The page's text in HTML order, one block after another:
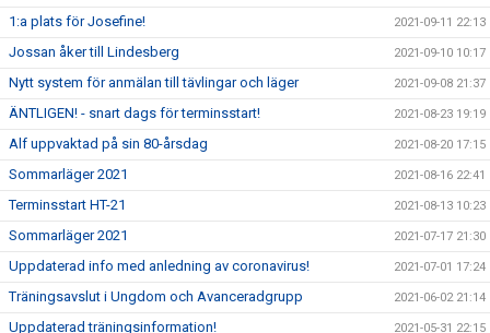
1:a plats för Josefine! 2021-09-11 22:13
Jossan åker till Lindesberg 2021-09-10 10:17
Nytt system för anmälan till tävlingar och läger 2021-09-08 21:37
ÄNTLIGEN! - snart dags för terminsstart! 2021-08-23 19:19
Alf uppvaktad på sin 80-årsdag 2021-08-20 17:15
Sommarläger 2021 2021-08-16 22:41
Terminsstart HT-21 2021-08-13 10:23
Sommarläger 2021 2021-07-17 21:30
Uppdaterad info med anledning av coronavirus! 2021-07-01 17:24
Träningsavslut i Ungdom och Avanceradgrupp 2021-06-02 21:14
Uppdaterad träningsinformation! 2021-05-31 22:15